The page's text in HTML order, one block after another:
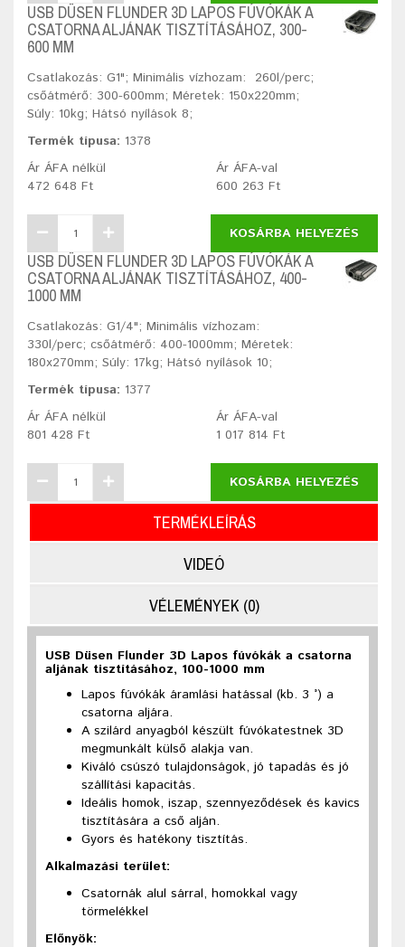
USB DÜSEN FLUNDER 3D LAPOS FÚVÓKÁK A
CSATORNA ALJÁNAK TISZTÍTÁSÁHOZ, 300-
600 MM
Csatlakozás: G1"; Minimális vízhozam: 260l/perc;
csőátmérő: 300-600mm; Méretek: 150x220mm;
Súly: 10kg; Hátsó nyílások 8;
Termék típusa: 1378
Ár ÁFA nélkül
472 648 Ft
Ár ÁFA-val
600 263 Ft
KOSÁRBA HELYEZÉS
USB DÜSEN FLUNDER 3D LAPOS FÚVÓKÁK A
CSATORNA ALJÁNAK TISZTÍTÁSÁHOZ, 400-
1000 MM
Csatlakozás: G1/4"; Minimális vízhozam:
330l/perc; csőátmérő: 400-1000mm; Méretek:
180x270mm; Súly: 17kg; Hátsó nyílások 10;
Termék típusa: 1377
Ár ÁFA nélkül
801 428 Ft
Ár ÁFA-val
1 017 814 Ft
KOSÁRBA HELYEZÉS
TERMÉKLEÍRÁS
VIDEÓ
VÉLEMÉNYEK (0)
USB Düsen Flunder 3D Lapos fúvókák a csatorna
aljának tisztításához, 100-1000 mm
Lapos fúvókák áramlási hatással (kb. 3 °) a
csatorna aljára.
A szilárd anyagból készült fúvókatestnek 3D
megmunkált külső alakja van.
Kiváló csúszó tulajdonságok, jó tapadás és jó
szállítási kapacitás.
Ideális homok, iszap, szennyeződések és kavics
tisztítására a cső alján.
Gyors és hatékony tisztítás.
Alkalmazási terület:
Csatornák alul sárral, homokkal vagy
törmelékkel
Előnyök: